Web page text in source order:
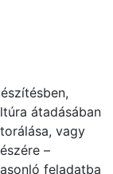
átadásában
vagy
–
feladatba